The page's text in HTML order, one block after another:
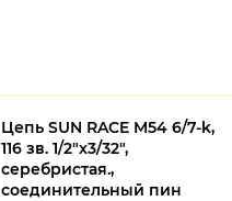
Цепь SUN RACE M54 6/7-k,
116 зв. 1/2"x3/32",
серебристая.,
соединительный пин